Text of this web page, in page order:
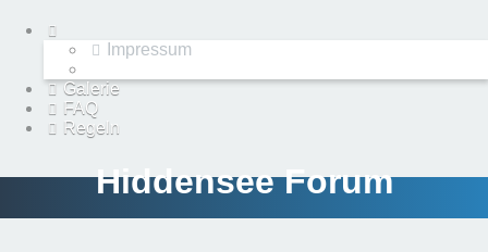
Impressum
Galerie
FAQ
Regeln
Hiddensee Forum